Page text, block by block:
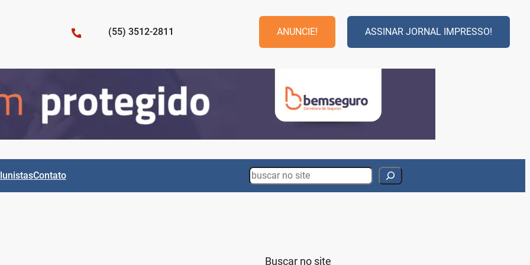
(55) 3512-2811 ANUNCIE! ASSINAR JORNAL IMPRESSO!
Contato Search
Buscar no site